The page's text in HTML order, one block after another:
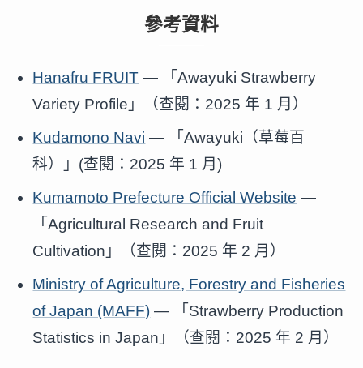
參考資料
Hanafru FRUIT — 「Awayuki Strawberry
Variety Profile」（查閱：2025 年 1 月）
Kudamono Navi — 「Awayuki（草莓百
科）」(查閱：2025 年 1 月)
Kumamoto Prefecture Official Website —
「Agricultural Research and Fruit
Cultivation」（查閱：2025 年 2 月）
Ministry of Agriculture, Forestry and Fisheries
of Japan (MAFF) — 「Strawberry Production
Statistics in Japan」（查閱：2025 年 2 月）